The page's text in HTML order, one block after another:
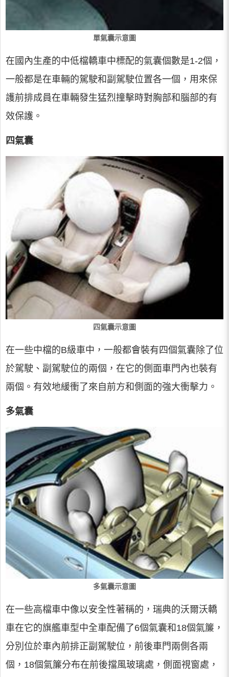
單氣囊示意圖
在國內生產的中低檔轎車中標配的氣囊個數是1-2個，
一般都是在車輛的駕駛和副駕駛位置各一個，用來保
護前排成員在車輛發生猛烈撞擊時對胸部和腦部的有
效保護。
四氣囊
四氣囊示意圖
在一些中檔的B級車中，一般都會裝有四個氣囊除了位
於駕駛、副駕駛位的兩個，在它的側面車門內也裝有
兩個。有效地緩衝了來自前方和側面的強大衝擊力。
多氣囊
多氣囊示意圖
在一些高檔車中像以安全性著稱的，瑞典的沃爾沃轎
車在它的旗艦車型中全車配備了6個氣囊和18個氣簾，
分別位於車內前排正副駕駛位，前後車門兩側各兩
個，18個氣簾分布在前後擋風玻璃處，側面視窗處，